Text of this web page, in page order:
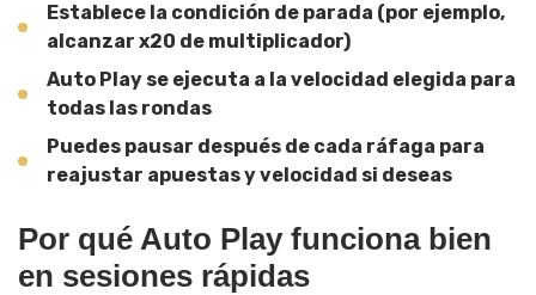
Establece la condición de parada (por ejemplo,
alcanzar x20 de multiplicador)
Auto Play se ejecuta a la velocidad elegida para
todas las rondas
Puedes pausar después de cada ráfaga para
reajustar apuestas y velocidad si deseas
Por qué Auto Play funciona bien
en sesiones rápidas